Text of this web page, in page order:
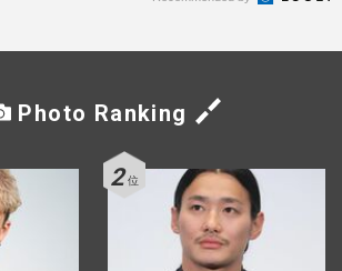
Photo Ranking